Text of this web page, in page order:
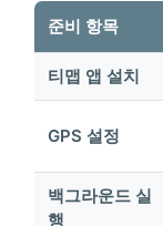
준비 항목
티맵 앱 설치
GPS 설정
백그라운드 실
행